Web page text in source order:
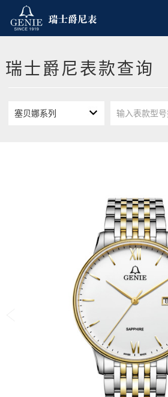
瑞士爵尼表款查询
塞贝娜系列